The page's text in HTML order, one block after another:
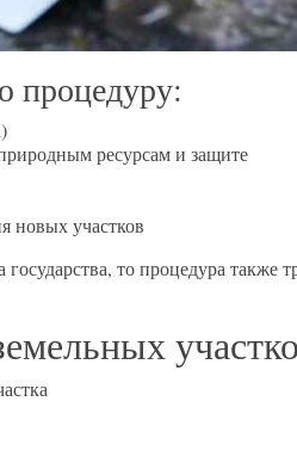
процедуру:
ресурсам и защите
новых участков
то процедура также